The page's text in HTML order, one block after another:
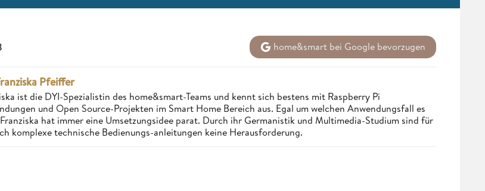
home&smart bei Google bevorzugen
Pfeiffer
ist die DYI-Spezialistin des home&smart-Teams und kennt sich bestens mit Raspberry Pi
und Open Source-Projekten im Smart Home Bereich aus. Egal um welchen Anwendungsfall es
hat immer eine Umsetzungsidee parat. Durch ihr Germanistik und Multimedia-Studium sind für
komplexe technische Bedienungs-anleitungen keine Herausforderung.